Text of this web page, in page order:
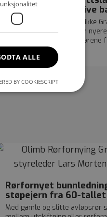
avløpsrør uten å rive
Med rørfornying trengte ikke
Borettslag å rive hverken
bad for å fornye avløpsrørene
1968.
Rørfornyet
støpejern fra 60-tallet
Med gamle og slitte avløpsrør
ALLE
og
BY COOKIESCRIPT